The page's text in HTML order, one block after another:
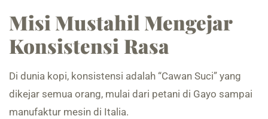
Misi Mustahil Mengejar
Konsistensi Rasa
Di dunia kopi, konsistensi adalah “Cawan Suci” yang
dikejar semua orang, mulai dari petani di Gayo sampai
manufaktur mesin di Italia.